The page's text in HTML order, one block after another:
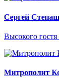
Сергей
Высокого
Митрополит